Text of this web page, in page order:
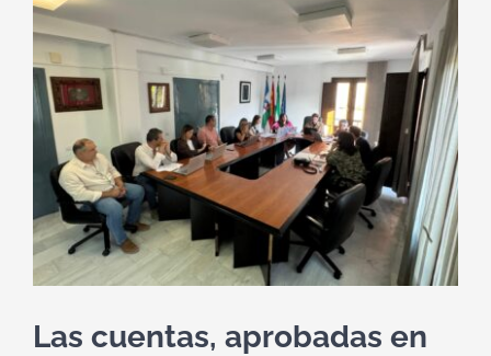
imagen
más
grande
Las cuentas, aprobadas en